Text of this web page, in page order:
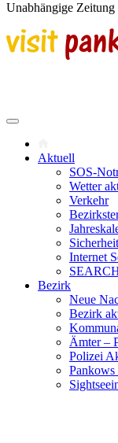
Unabhängige
Aktuell
SOS-
Wetter
Verkehr
Internet
Bezirk
Neue
Bezirk
Ämter –
Polizei
Pankows